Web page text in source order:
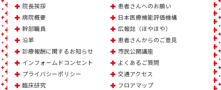
院長挨拶
病院概要
幹部職員
沿革
診療報酬に関するお知らせ
インフォームドコンセント
プライバシーポリシー
臨床研究
患者さんへのお願い
日本医療機能評価機構
広報誌（ほやほや）
患者さんからのご意見
市民公開講座
よくあるご質問
交通アクセス
フロアマップ